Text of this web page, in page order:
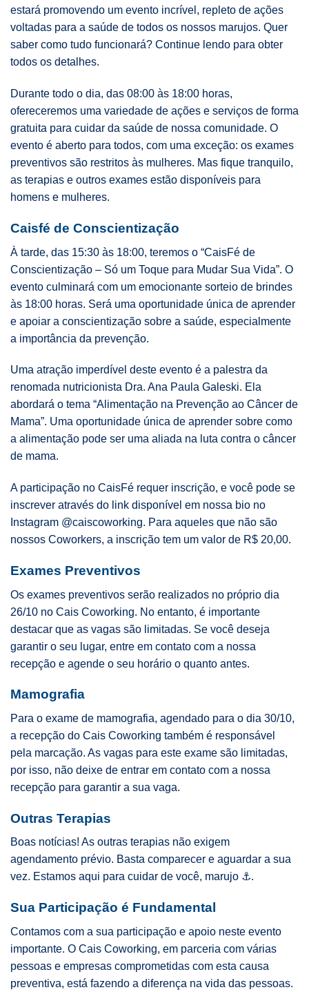
estará promovendo um evento incrível, repleto de ações
voltadas para a saúde de todos os nossos marujos. Quer
saber como tudo funcionará? Continue lendo para obter
todos os detalhes.
Durante todo o dia, das 08:00 às 18:00 horas,
ofereceremos uma variedade de ações e serviços de forma
gratuita para cuidar da saúde de nossa comunidade. O
evento é aberto para todos, com uma exceção: os exames
preventivos são restritos às mulheres. Mas fique tranquilo,
as terapias e outros exames estão disponíveis para
homens e mulheres.
Caisfé de Conscientização
À tarde, das 15:30 às 18:00, teremos o “CaisFé de
Conscientização – Só um Toque para Mudar Sua Vida”. O
evento culminará com um emocionante sorteio de brindes
às 18:00 horas. Será uma oportunidade única de aprender
e apoiar a conscientização sobre a saúde, especialmente
a importância da prevenção.
Uma atração imperdível deste evento é a palestra da
renomada nutricionista Dra. Ana Paula Galeski. Ela
abordará o tema “Alimentação na Prevenção ao Câncer de
Mama”. Uma oportunidade única de aprender sobre como
a alimentação pode ser uma aliada na luta contra o câncer
de mama.
A participação no CaisFé requer inscrição, e você pode se
inscrever através do link disponível em nossa bio no
Instagram @caiscoworking. Para aqueles que não são
nossos Coworkers, a inscrição tem um valor de R$ 20,00.
Exames Preventivos
Os exames preventivos serão realizados no próprio dia
26/10 no Cais Coworking. No entanto, é importante
destacar que as vagas são limitadas. Se você deseja
garantir o seu lugar, entre em contato com a nossa
recepção e agende o seu horário o quanto antes.
Mamografia
Para o exame de mamografia, agendado para o dia 30/10,
a recepção do Cais Coworking também é responsável
pela marcação. As vagas para este exame são limitadas,
por isso, não deixe de entrar em contato com a nossa
recepção para garantir a sua vaga.
Outras Terapias
Boas notícias! As outras terapias não exigem
agendamento prévio. Basta comparecer e aguardar a sua
vez. Estamos aqui para cuidar de você, marujo ⚓.
Sua Participação é Fundamental
Contamos com a sua participação e apoio neste evento
importante. O Cais Coworking, em parceria com várias
pessoas e empresas comprometidas com esta causa
preventiva, está fazendo a diferença na vida das pessoas.